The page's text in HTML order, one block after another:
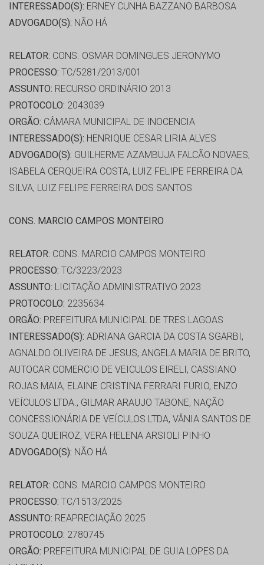
INTERESSADO(S): ERNEY CUNHA BAZZANO BARBOSA
ADVOGADO(S): NÃO HÁ
RELATOR: CONS. OSMAR DOMINGUES JERONYMO
PROCESSO: TC/5281/2013/001
ASSUNTO: RECURSO ORDINÁRIO 2013
PROTOCOLO: 2043039
ORGÃO: CÂMARA MUNICIPAL DE INOCENCIA
INTERESSADO(S): HENRIQUE CESAR LIRIA ALVES
ADVOGADO(S): GUILHERME AZAMBUJA FALCÃO NOVAES,
ISABELA CERQUEIRA COSTA, LUIZ FELIPE FERREIRA DA
SILVA, LUIZ FELIPE FERREIRA DOS SANTOS
CONS. MARCIO CAMPOS MONTEIRO
RELATOR: CONS. MARCIO CAMPOS MONTEIRO
PROCESSO: TC/3223/2023
ASSUNTO: LICITAÇÃO ADMINISTRATIVO 2023
PROTOCOLO: 2235634
ORGÃO: PREFEITURA MUNICIPAL DE TRES LAGOAS
INTERESSADO(S): ADRIANA GARCIA DA COSTA SGARBI,
AGNALDO OLIVEIRA DE JESUS, ANGELA MARIA DE BRITO,
AUTOCAR COMERCIO DE VEICULOS EIRELI, CASSIANO
ROJAS MAIA, ELAINE CRISTINA FERRARI FURIO, ENZO
VEÍCULOS LTDA., GILMAR ARAUJO TABONE, NAÇÃO
CONCESSIONÁRIA DE VEÍCULOS LTDA, VÂNIA SANTOS DE
SOUZA QUEIROZ, VERA HELENA ARSIOLI PINHO
ADVOGADO(S): NÃO HÁ
RELATOR: CONS. MARCIO CAMPOS MONTEIRO
PROCESSO: TC/1513/2025
ASSUNTO: REAPRECIAÇÃO 2025
PROTOCOLO: 2780745
ORGÃO: PREFEITURA MUNICIPAL DE GUIA LOPES DA